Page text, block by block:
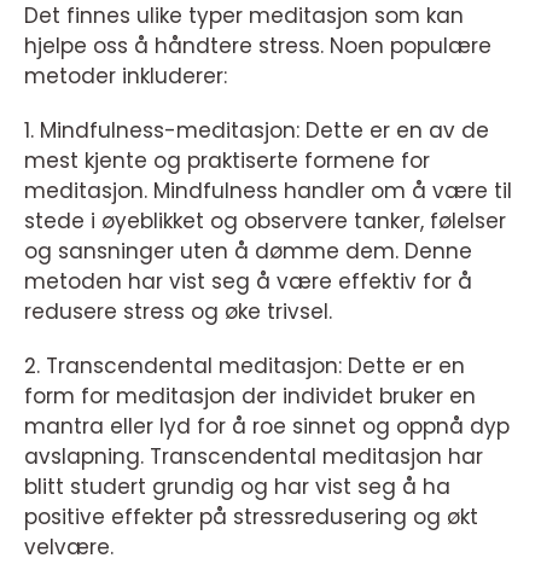
Det finnes ulike typer meditasjon som kan
hjelpe oss å håndtere stress. Noen populære
metoder inkluderer:
1. Mindfulness-meditasjon: Dette er en av de
mest kjente og praktiserte formene for
meditasjon. Mindfulness handler om å være til
stede i øyeblikket og observere tanker, følelser
og sansninger uten å dømme dem. Denne
metoden har vist seg å være effektiv for å
redusere stress og øke trivsel.
2. Transcendental meditasjon: Dette er en
form for meditasjon der individet bruker en
mantra eller lyd for å roe sinnet og oppnå dyp
avslapning. Transcendental meditasjon har
blitt studert grundig og har vist seg å ha
positive effekter på stressredusering og økt
velvære.